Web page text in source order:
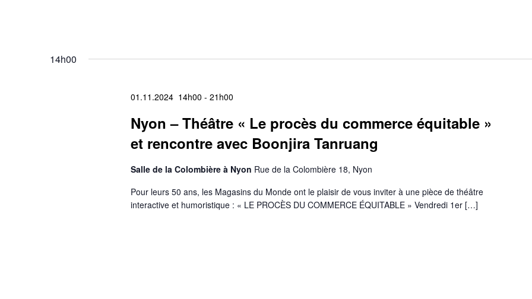
14h00
01.11.2024 14h00 - 21h00
Nyon – Théâtre « Le procès du commerce équitable »
et rencontre avec Boonjira Tanruang
Salle de la Colombière à Nyon Rue de la Colombière 18, Nyon
Pour leurs 50 ans, les Magasins du Monde ont le plaisir de vous inviter à une pièce de théâtre
interactive et humoristique : « LE PROCÈS DU COMMERCE ÉQUITABLE » Vendredi 1er […]